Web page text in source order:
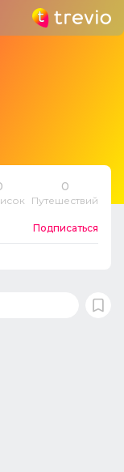
0
Путешествий
Подписаться